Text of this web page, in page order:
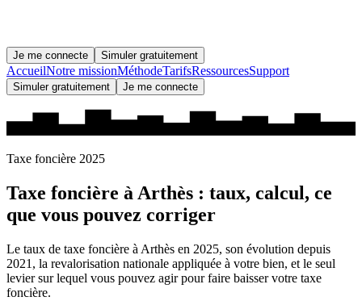
Je me connecte Simuler gratuitement
AccueilNotre missionMéthodeTarifsRessourcesSupport
Simuler gratuitement Je me connecte
Taxe foncière 2025
Taxe foncière àArthès : taux, calcul, ce
que vous pouvez corriger
Le taux de taxe foncière à Arthès en 2025, son évolution depuis
2021, la revalorisation nationale appliquée à votre bien, et le seul
levier sur lequel vous pouvez agir pour faire baisser votre taxe
foncière.